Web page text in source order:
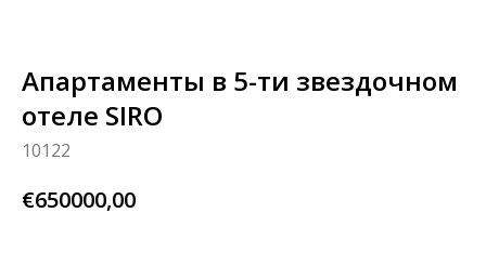
Апартаменты в 5-ти звездочном
отеле SIRO
10122
€650000,00